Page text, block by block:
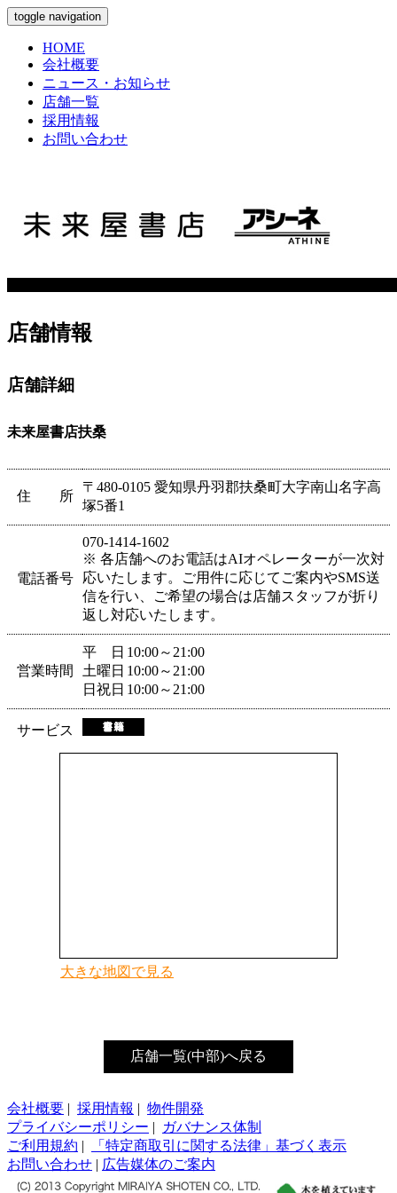
toggle navigation
HOME
会社概要
ニュース・お知らせ
店舗一覧
採用情報
お問い合わせ
店舗情報
店舗詳細
未来屋書店扶桑
住 所
〒480-0105 愛知県丹羽郡扶桑町大字南山名字高
塚5番1
電話番号
070-1414-1602
※ 各店舗へのお電話はAIオペレーターが一次対
応いたします。ご用件に応じてご案内やSMS送
信を行い、ご希望の場合は店舗スタッフが折り
返し対応いたします。
営業時間
平 日 10:00～21:00
土曜日 10:00～21:00
日祝日 10:00～21:00
サービス
大きな地図で見る
店舗一覧(中部)へ戻る
会社概要 | 採用情報 | 物件開発
プライバシーポリシー |
ガバナンス体制
ご利用規約 |
「特定商取引に関する法律」基づく表示
お問い合わせ | 広告媒体のご案内